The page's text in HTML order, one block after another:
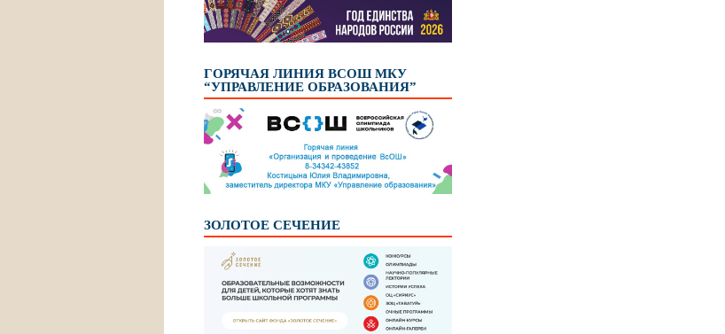
ГОРЯЧАЯ ЛИНИЯ ВСОШ МКУ
“УПРАВЛЕНИЕ ОБРАЗОВАНИЯ”
ЗОЛОТОЕ СЕЧЕНИЕ